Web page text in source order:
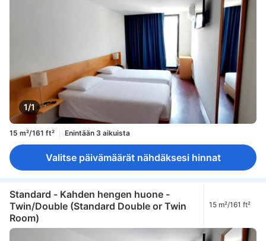
1/1
15 m²/161 ft² Enintään 3 aikuista
Valitse päivämäärät nähdäksesi hinnat
Standard - Kahden hengen huone -
Twin/Double (Standard Double or Twin
Room)
15 m²/161 ft²